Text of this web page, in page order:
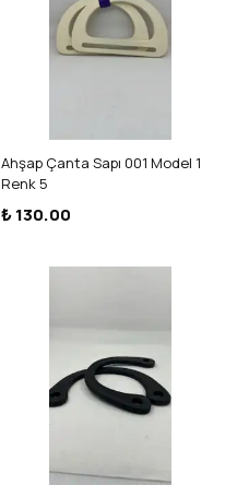
Ahşap Çanta Sapı 001 Model 1
Renk 5
₺ 130.00